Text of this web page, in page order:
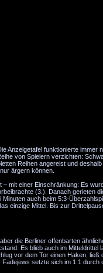
Anzeigetafel funktionierte immer
von Spielern verzichten:
Reihen angereist und
ärgern können.
mit einer Einschränkung: Es
(3.). Danach gerieten
auch beim 5:3-
einzige Mittel. Bis zur
die Berliner offenbarten
Es blieb auch im Mitteldrittel
vor dem Tor einen Haken,
setzte sich im 1:1 durch